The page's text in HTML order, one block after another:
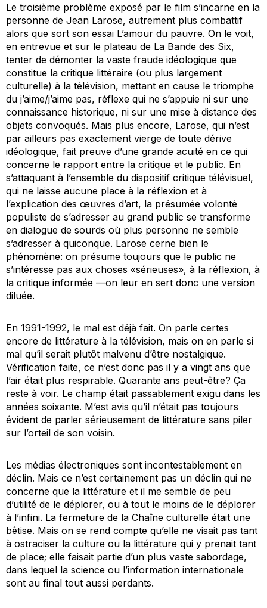
Le troisième problème exposé par le film s’incarne en la
personne de Jean Larose, autrement plus combattif
alors que sort son essai L’amour du pauvre. On le voit,
en entrevue et sur le plateau de La Bande des Six,
tenter de démonter la vaste fraude idéologique que
constitue la critique littéraire (ou plus largement
culturelle) à la télévision, mettant en cause le triomphe
du j’aime/j’aime pas, réflexe qui ne s’appuie ni sur une
connaissance historique, ni sur une mise à distance des
objets convoqués. Mais plus encore, Larose, qui n’est
par ailleurs pas exactement vierge de toute dérive
idéologique, fait preuve d’une grande acuité en ce qui
concerne le rapport entre la critique et le public. En
s’attaquant à l’ensemble du dispositif critique télévisuel,
qui ne laisse aucune place à la réflexion et à
l’explication des œuvres d’art, la présumée volonté
populiste de s’adresser au grand public se transforme
en dialogue de sourds où plus personne ne semble
s’adresser à quiconque. Larose cerne bien le
phénomène: on présume toujours que le public ne
s’intéresse pas aux choses «sérieuses», à la réflexion, à
la critique informée —on leur en sert donc une version
diluée.
En 1991-1992, le mal est déjà fait. On parle certes
encore de littérature à la télévision, mais on en parle si
mal qu’il serait plutôt malvenu d’être nostalgique.
Vérification faite, ce n’est donc pas il y a vingt ans que
l’air était plus respirable. Quarante ans peut-être? Ça
reste à voir. Le champ était passablement exigu dans les
années soixante. M’est avis qu’il n’était pas toujours
évident de parler sérieusement de littérature sans piler
sur l’orteil de son voisin.
Les médias électroniques sont incontestablement en
déclin. Mais ce n’est certainement pas un déclin qui ne
concerne que la littérature et il me semble de peu
d’utilité de le déplorer, ou à tout le moins de le déplorer
à l’infini. La fermeture de la Chaîne culturelle était une
bêtise. Mais on se rend compte qu’elle ne visait pas tant
à ostraciser la culture ou la littérature qui y prenait tant
de place; elle faisait partie d’un plus vaste sabordage,
dans lequel la science ou l’information internationale
sont au final tout aussi perdants.